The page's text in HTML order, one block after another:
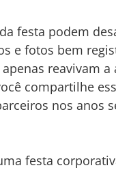
festa podem
e fotos bem
reavivam
compartilhe
nos anos
festa